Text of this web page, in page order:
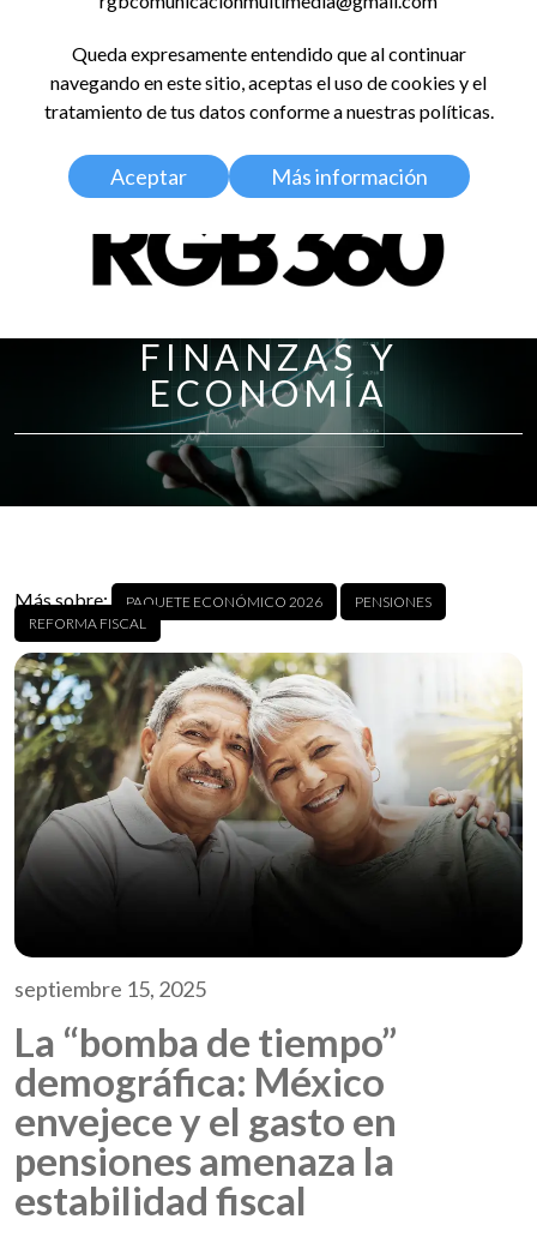
LinkedIn
RED GLOBAL
BALDOSA 360
FINANZAS Y
ECONOMÍA
Más sobre: PAQUETE ECONÓMICO 2026
PENSIONES
REFORMA FISCAL
septiembre 15, 2025
La “bomba de tiempo”
demográfica: México
envejece y el gasto en
pensiones amenaza la
estabilidad fiscal
Queda expresamente entendido que al continuar
navegando en este sitio, aceptas el uso de cookies y el
tratamiento de tus datos conforme a nuestras políticas.
Aceptar Más información